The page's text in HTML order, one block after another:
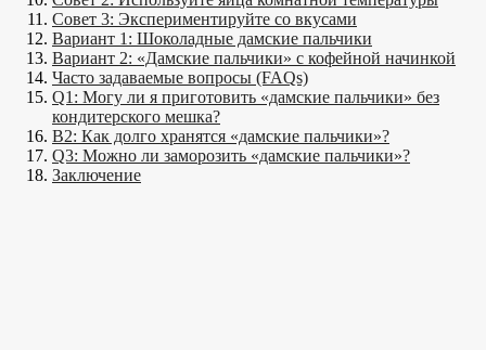
Совет 3: Экспериментируйте со вкусами
Вариант 1: Шоколадные дамские пальчики
Вариант 2: «Дамские пальчики» с кофейной начинкой
Часто задаваемые вопросы (FAQs)
Q1: Могу ли я приготовить «дамские пальчики» без
кондитерского мешка?
В2: Как долго хранятся «дамские пальчики»?
Q3: Можно ли заморозить «дамские пальчики»?
Заключение